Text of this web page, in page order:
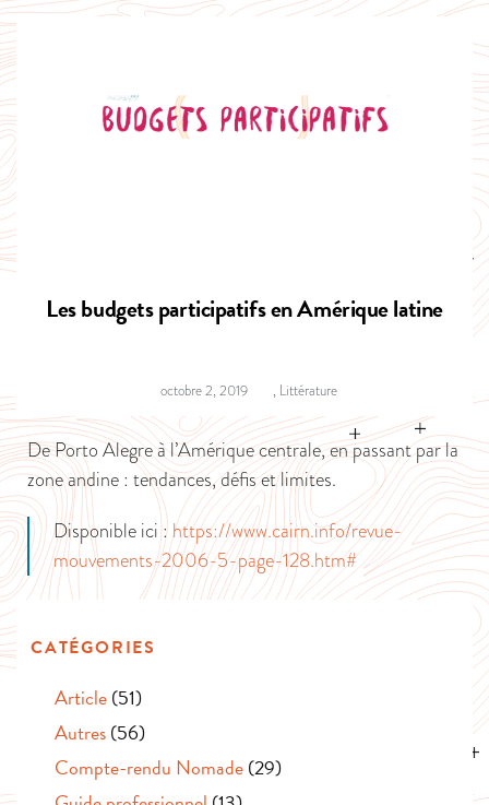
Les budgets participatifs en Amérique latine
octobre 2, 2019 , Littérature
De Porto Alegre à l’Amérique centrale, en passant par la
zone andine : tendances, défis et limites.
Disponible ici :https://www.cairn.info/revue-
mouvements-2006-5-page-128.htm#
CATÉGORIES
Article(51)
Autres(56)
Compte-rendu Nomade(29)